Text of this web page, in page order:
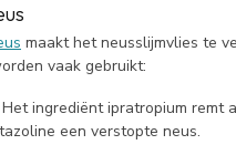
maakt het neusslijmvlies te
vaak gebruikt:
Het ingrediënt ipratropium remt
een verstopte neus.